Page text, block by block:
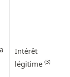
Intérêt
légitime (3)